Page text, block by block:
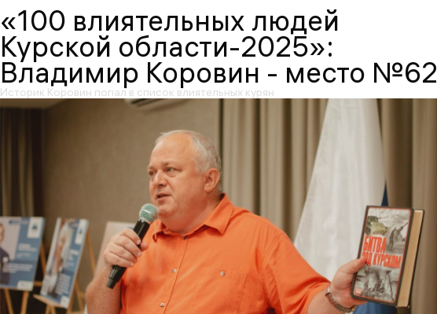
«100 влиятельных людей
Курской области-2025»:
Владимир Коровин - место №62
Историк Коровин попал в список влиятельных курян